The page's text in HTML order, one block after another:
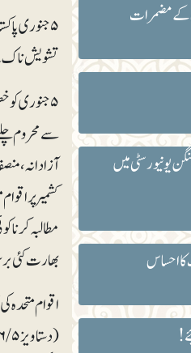
کے مضمرات
یونیورسٹی میں
کا احساس
۵ جنوری
تشویش ناک
۵جنوری
آزادانہ،
مطالبہ
بھارت کئی